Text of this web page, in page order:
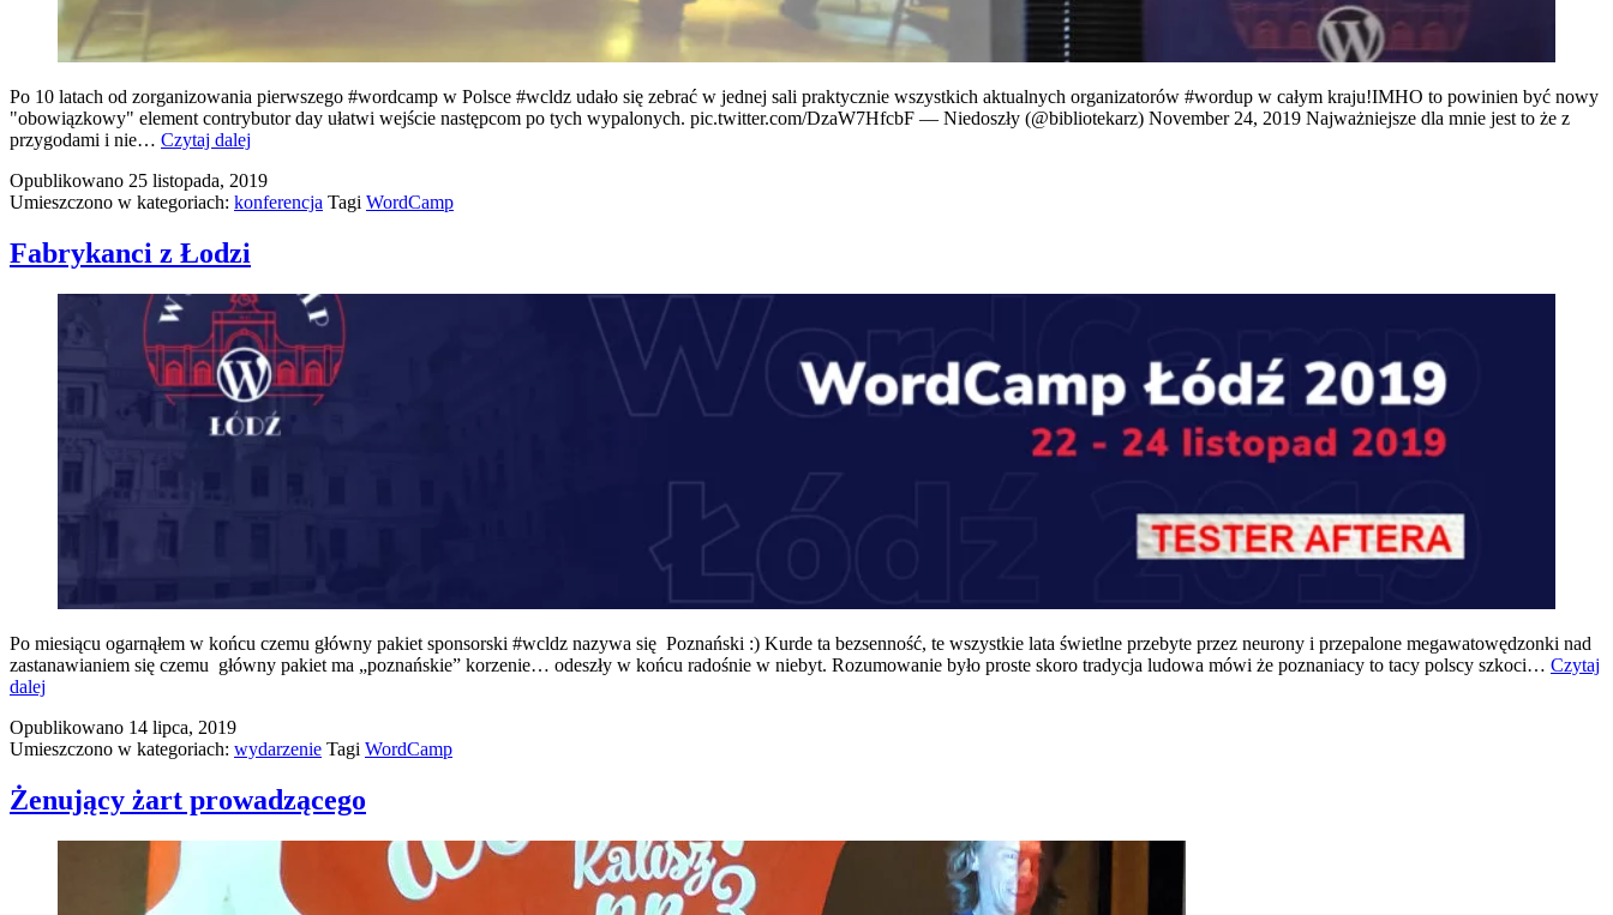
Po 10 latach od zorganizowania pierwszego #wordcamp w Polsce #wcldz udało się zebrać w jednej sali praktycznie wszystkich aktualnych organizatorów #wordup w całym kraju!IMHO to powinien być nowy
"obowiązkowy" element contrybutor day ułatwi wejście następcom po tych wypalonych. pic.twitter.com/DzaW7HfcbF — Niedoszły (@bibliotekarz) November 24, 2019 Najważniejsze dla mnie jest to że z
przygodami i nie… Czytaj dalej
i
po
Opublikowano 25 listopada, 2019
Umieszczono w kategoriach: konferencja Tagi WordCamp
Fabrykanci z Łodzi
Po miesiącu ogarnąłem w końcu czemu główny pakiet sponsorski #wcldz nazywa się Poznański :) Kurde ta bezsenność, te wszystkie lata świetlne przebyte przez neurony i przepalone megawatowędzonki nad
zastanawianiem się czemu główny pakiet ma „poznańskie” korzenie… odeszły w końcu radośnie w niebyt. Rozumowanie było proste skoro tradycja ludowa mówi że poznaniacy to tacy polscy szkoci… Czytaj
dalej
Łodzi
Opublikowano 14 lipca, 2019
Umieszczono w kategoriach: wydarzenie Tagi WordCamp
Żenujący żart prowadzącego